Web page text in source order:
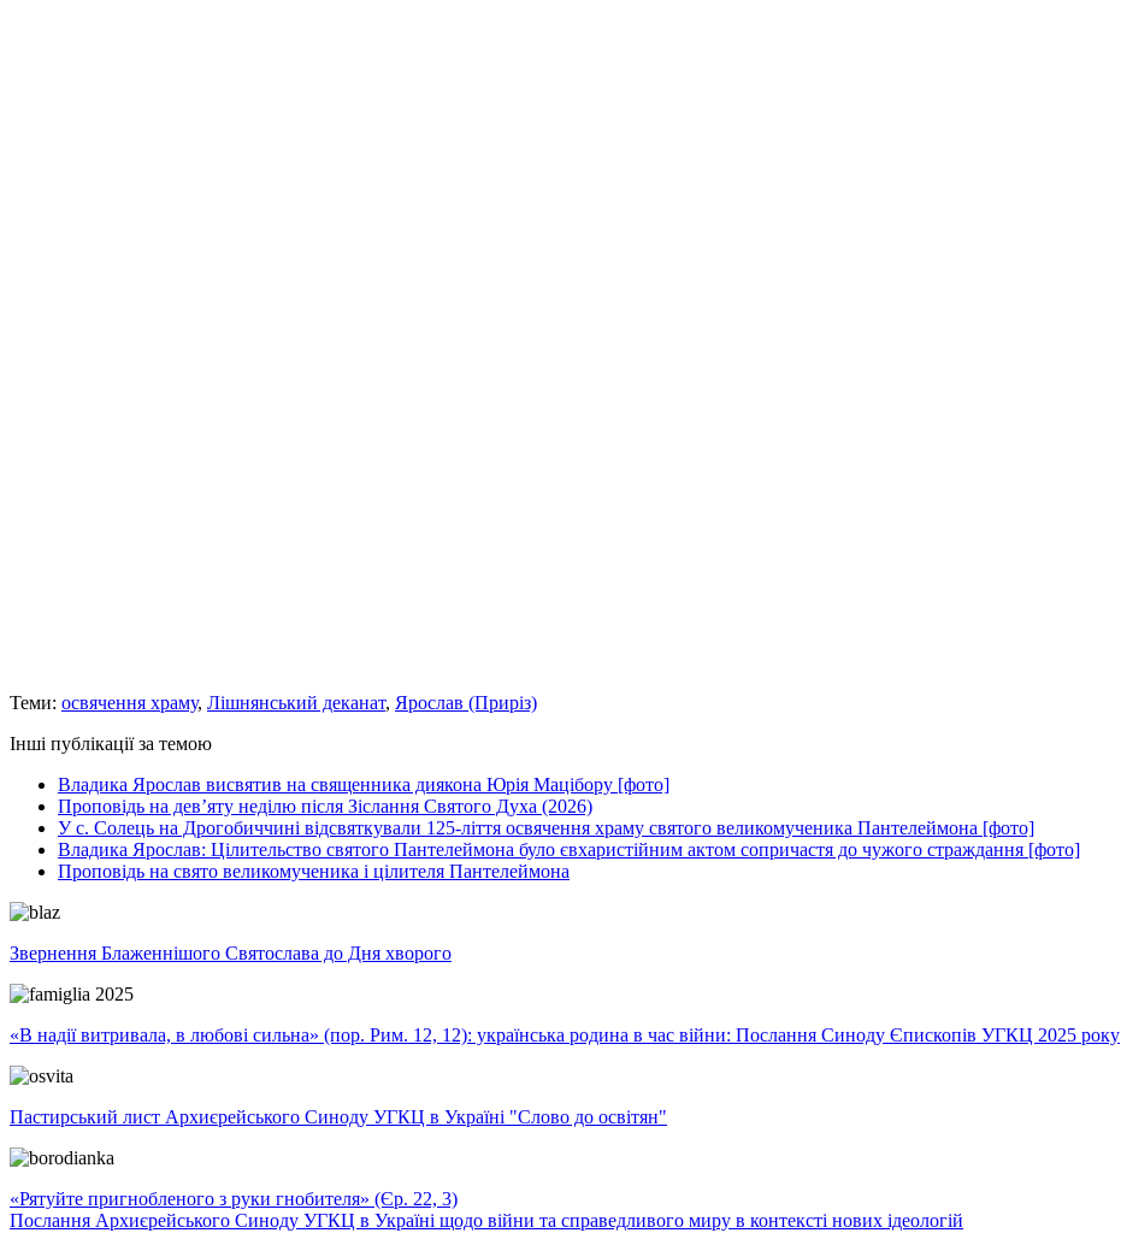
Теми: освячення храму, Лішнянський деканат, Ярослав (Приріз)
Інші публікації за темою
Владика Ярослав висвятив на священника диякона Юрія Мацібору [фото]
Проповідь на дев’яту неділю після Зіслання Святого Духа (2026)
У с. Солець на Дрогобиччині відсвяткували 125-ліття освячення храму святого великомученика Пантелеймона [фото]
Владика Ярослав: Цілительство святого Пантелеймона було євхаристійним актом сопричастя до чужого страждання [фото]
Проповідь на свято великомученика і цілителя Пантелеймона
Звернення Блаженнішого Святослава до Дня хворого
«В надії витривала, в любові сильна» (пор. Рим. 12, 12): українська родина в час війни: Послання Синоду Єпископів УГКЦ 2025 року
Пастирський лист Архиєрейського Синоду УГКЦ в Україні "Слово до освітян"
«Рятуйте пригнобленого з руки гнобителя» (Єр. 22, 3)
Послання Архиєрейського Синоду УГКЦ в Україні щодо війни та справедливого миру в контексті нових ідеологій